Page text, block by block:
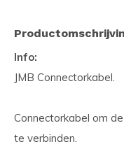
Info:
JMB Connectorkabel.
Connectorkabel om
te verbinden.